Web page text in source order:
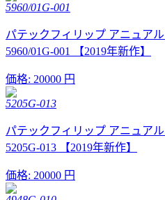
5960/01G-001
パテックフィリップ アニュア
5960/01G-001 【2019年新作】
価格: 20000 円
5205G-013
パテックフィリップ アニュア
5205G-013 【2019年新作】
価格: 20000 円